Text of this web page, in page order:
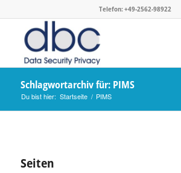
Telefon: +49-2562-98922
Schlagwortarchiv für: PIMS
Du bist hier: Startseite / PIMS
Seiten